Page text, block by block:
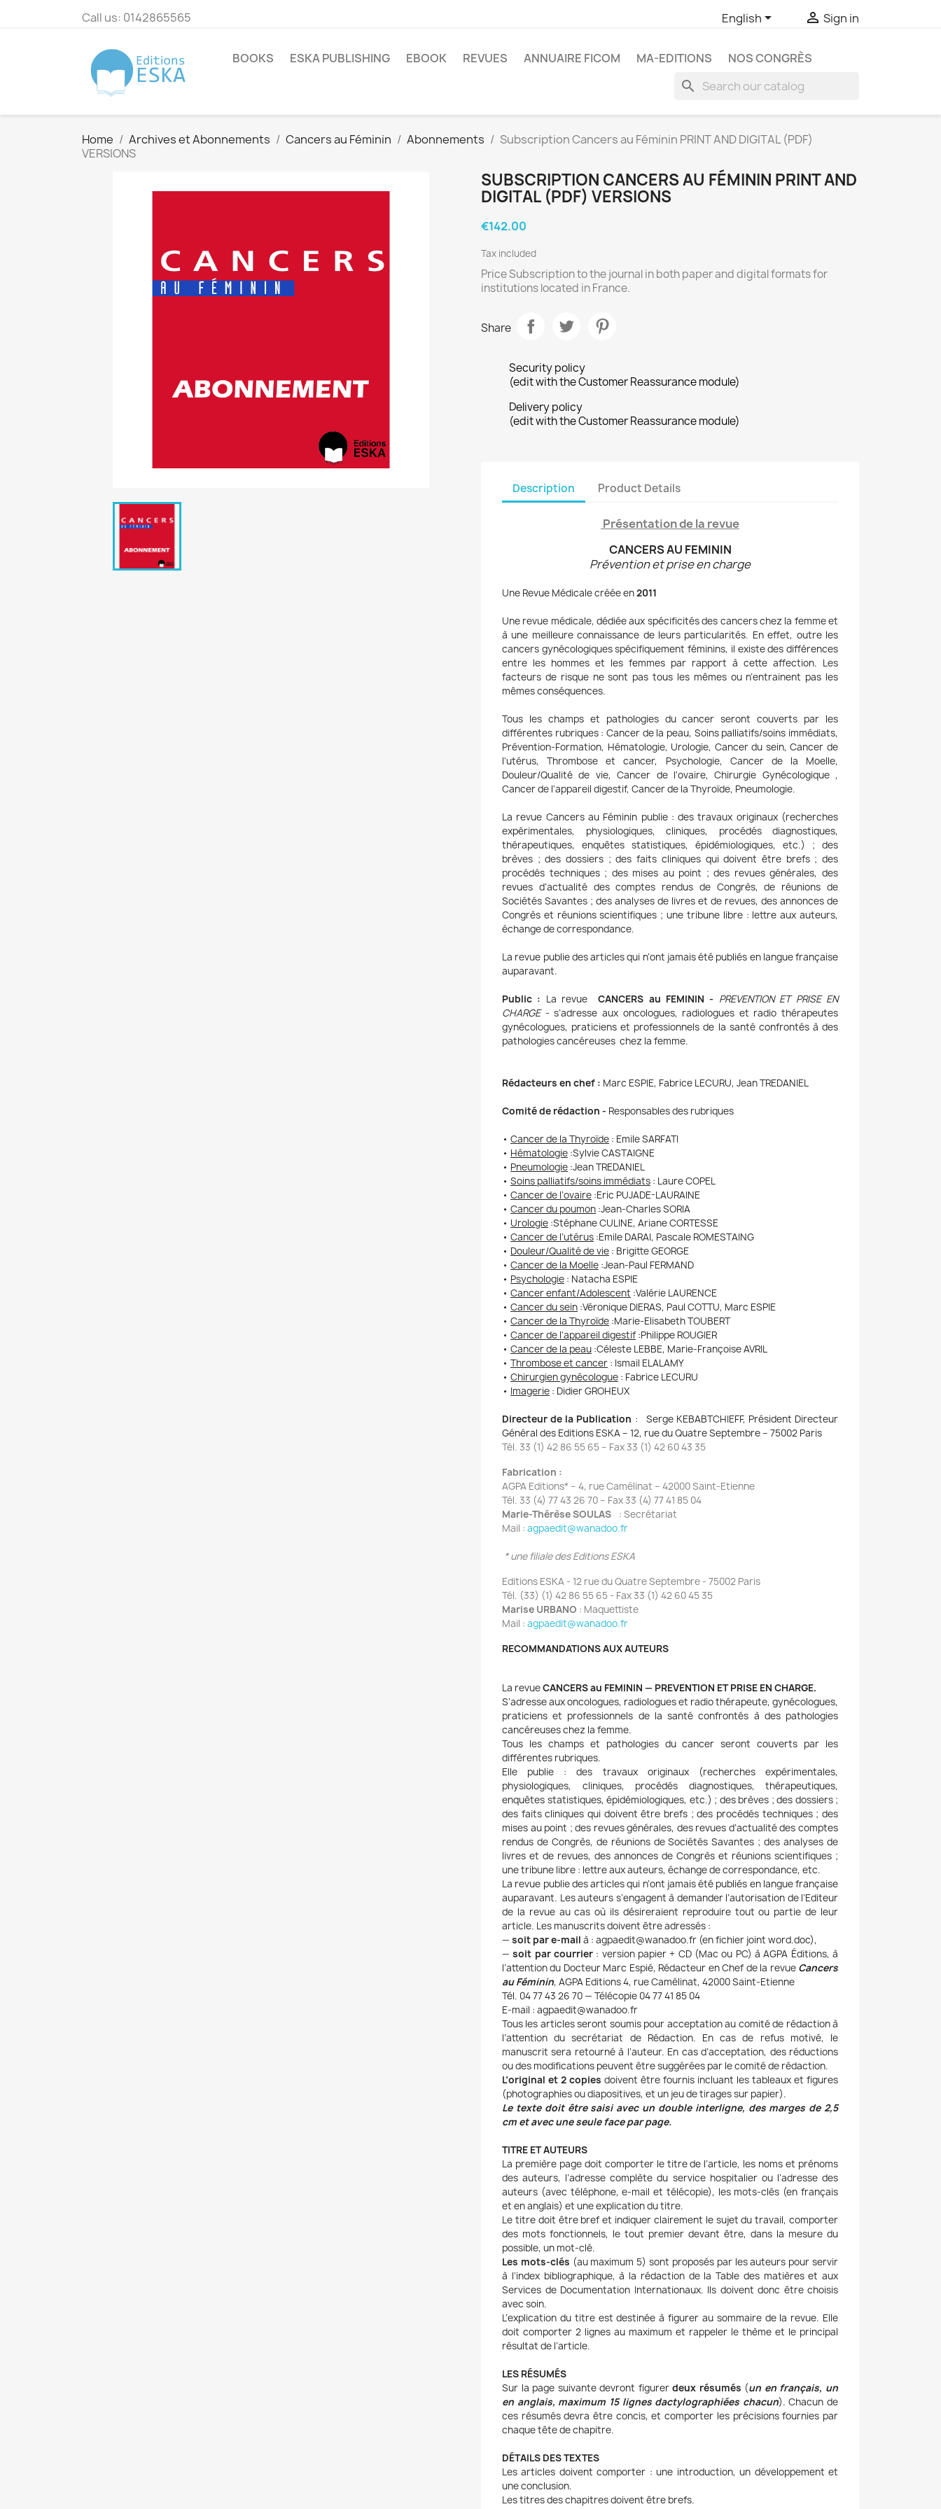
Call us: 0142865565 English  Sign in
BOOKS ESKA PUBLISHING EBOOK REVUES ANNUAIRE FICOM MA-EDITIONS NOS CONGRÈS
search
Home Archives et Abonnements Cancers au Féminin Abonnements
Subscription Cancers au Féminin PRINT AND DIGITAL (PDF)
VERSIONS
SUBSCRIPTION CANCERS AU FÉMININ PRINT AND
DIGITAL (PDF) VERSIONS
€142.00
Tax included
Price Subscription to the journal in both paper and digital formats for
institutions located in France.
Share
Security policy
(edit with the Customer Reassurance module)
Delivery policy
(edit with the Customer Reassurance module)
Description Product Details
Présentation de la revue
CANCERS AU FEMININ
Prévention et prise en charge
Une Revue Médicale créée en2011
Une revue médicale, dédiée aux spécificités des cancers chez la femme et
à une meilleure connaissance de leurs particularités. En effet, outre les
cancers gynécologiques spécifiquement féminins, il existe des différences
entre les hommes et les femmes par rapport à cette affection. Les
facteurs de risque ne sont pas tous les mêmes ou n’entrainent pas les
mêmes conséquences.
Tous les champs et pathologies du cancer seront couverts par les
différentes rubriques : Cancer de la peau, Soins palliatifs/soins immédiats,
Prévention-Formation, Hématologie, Urologie, Cancer du sein, Cancer de
l'utérus, Thrombose et cancer, Psychologie, Cancer de la Moelle,
Douleur/Qualité de vie, Cancer de l'ovaire, Chirurgie Gynécologique ,
Cancer de l'appareil digestif, Cancer de la Thyroïde, Pneumologie.
La revue Cancers au Féminin publie : des travaux originaux (recherches
expérimentales, physiologiques, cliniques, procédés diagnostiques,
thérapeutiques, enquêtes statistiques, épidémiologiques, etc.) ; des
brèves ; des dossiers ; des faits cliniques qui doivent être brefs ; des
procédés techniques ; des mises au point ; des revues générales, des
revues d’actualité des comptes rendus de Congrès, de réunions de
Sociétés Savantes ; des analyses de livres et de revues, des annonces de
Congrès et réunions scientifiques ; une tribune libre : lettre aux auteurs,
échange de correspondance.
La revue publie des articles qui n’ont jamais été publiés en langue française
auparavant.
Public : La revue CANCERS au FEMININ - PREVENTION ET PRISE EN
CHARGE- s’adresse aux oncologues, radiologues et radio thérapeutes
gynécologues, praticiens et professionnels de la santé confrontés à des
pathologies cancéreuses chez la femme.
Rédacteurs en chef : Marc ESPIE, Fabrice LECURU, Jean TREDANIEL
Comité de rédaction - Responsables des rubriques
• Cancer de la Thyroïde : Emile SARFATI
• Hématologie :Sylvie CASTAIGNE
• Pneumologie :Jean TREDANIEL
• Soins palliatifs/soins immédiats : Laure COPEL
• Cancer de l’ovaire :Eric PUJADE-LAURAINE
• Cancer du poumon :Jean-Charles SORIA
• Urologie :Stéphane CULINE, Ariane CORTESSE
• Cancer de l’utérus :Emile DARAI, Pascale ROMESTAING
• Douleur/Qualité de vie : Brigitte GEORGE
• Cancer de la Moelle :Jean-Paul FERMAND
• Psychologie : Natacha ESPIE
• Cancer enfant/Adolescent :Valérie LAURENCE
• Cancer du sein :Véronique DIERAS, Paul COTTU, Marc ESPIE
• Cancer de la Thyroïde :Marie-Elisabeth TOUBERT
• Cancer de l'appareil digestif :Philippe ROUGIER
• Cancer de la peau :Céleste LEBBE, Marie-Françoise AVRIL
• Thrombose et cancer : Ismail ELALAMY
• Chirurgien gynécologue : Fabrice LECURU
• Imagerie : Didier GROHEUX
Directeur de la Publication : Serge KEBABTCHIEFF, Président Directeur
Général des Editions ESKA – 12, rue du Quatre Septembre – 75002 Paris
Tél. 33 (1) 42 86 55 65 – Fax 33 (1) 42 60 43 35
Fabrication :
AGPA Editions* – 4, rue Camélinat – 42000 Saint-Etienne
Tél. 33 (4) 77 43 26 70 – Fax 33 (4) 77 41 85 04
Marie-Thérèse SOULAS : Secrétariat
Mail : agpaedit@wanadoo.fr
* une filiale des Editions ESKA
Editions ESKA - 12 rue du Quatre Septembre - 75002 Paris
Tél. (33) (1) 42 86 55 65 - Fax 33 (1) 42 60 45 35
Marise URBANO : Maquettiste
Mail : agpaedit@wanadoo.fr
RECOMMANDATIONS AUX AUTEURS
La revueCANCERS au FEMININ — PREVENTION ET PRISE EN CHARGE.
S’adresse aux oncologues, radiologues et radio thérapeute, gynécologues,
praticiens et professionnels de la santé confrontés à des pathologies
cancéreuses chez la femme.
Tous les champs et pathologies du cancer seront couverts par les
différentes rubriques.
Elle publie : des travaux originaux (recherches expérimentales,
physiologiques, cliniques, procédés diagnostiques, thérapeutiques,
enquêtes statistiques, épidémiologiques, etc.) ; des brèves ; des dossiers ;
des faits cliniques qui doivent être brefs ; des procédés techniques ; des
mises au point ; des revues générales, des revues d’actualité des comptes
rendus de Congrès, de réunions de Sociétés Savantes ; des analyses de
livres et de revues, des annonces de Congrès et réunions scientifiques ;
une tribune libre : lettre aux auteurs, échange de correspondance, etc.
La revue publie des articles qui n’ont jamais été publiés en langue française
auparavant. Les auteurs s’engagent à demander l’autorisation de l’Editeur
de la revue au cas où ils désireraient reproduire tout ou partie de leur
article. Les manuscrits doivent être adressés :
— soit par e-mail à : agpaedit@wanadoo.fr (en fichier joint word.doc),
—soit par courrier : version papier + CD (Mac ou PC) à AGPA Éditions, à
l’attention du Docteur Marc Espié, Rédacteur en Chef de la revue Cancers
au Féminin, AGPA Editions 4, rue Camélinat, 42000 Saint-Etienne
Tél. 04 77 43 26 70 — Télécopie 04 77 41 85 04
E-mail : agpaedit@wanadoo.fr
Tous les articles seront soumis pour acceptation au comité de rédaction à
l’attention du secrétariat de Rédaction. En cas de refus motivé, le
manuscrit sera retourné à l’auteur. En cas d’acceptation, des réductions
ou des modifications peuvent être suggérées par le comité de rédaction.
L’original et 2 copies doivent être fournis incluant les tableaux et figures
(photographies ou diapositives, et un jeu de tirages sur papier).
Le texte doit être saisi avec un double interligne, des marges de 2,5
cm et avec une seule face par page.
TITRE ET AUTEURS
La première page doit comporter le titre de l’article, les noms et prénoms
des auteurs, l’adresse complète du service hospitalier ou l’adresse des
auteurs (avec téléphone, e-mail et télécopie), les mots-clés (en français
et en anglais) et une explication du titre.
Le titre doit être bref et indiquer clairement le sujet du travail, comporter
des mots fonctionnels, le tout premier devant être, dans la mesure du
possible, un mot-clé.
Les mots-clés (au maximum 5) sont proposés par les auteurs pour servir
à l’index bibliographique, à la rédaction de la Table des matières et aux
Services de Documentation Internationaux. Ils doivent donc être choisis
avec soin.
L’explication du titre est destinée à figurer au sommaire de la revue. Elle
doit comporter 2 lignes au maximum et rappeler le thème et le principal
résultat de l’article.
LES RÉSUMÉS
Sur la page suivante devront figurerdeux résumés (un en français, un
en anglais, maximum 15 lignes dactylographiées chacun). Chacun de
ces résumés devra être concis, et comporter les précisions fournies par
chaque tête de chapitre.
DÉTAILS DES TEXTES
Les articles doivent comporter : une introduction, un développement et
une conclusion.
Les titres des chapitres doivent être brefs.